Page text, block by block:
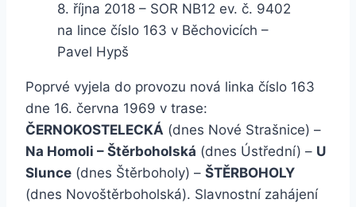
8. října 2018 – SOR NB12 ev. č. 9402
na lince číslo 163 v Běchovicích –
Pavel Hypš
Poprvé vyjela do provozu nová linka číslo 163
dne 16. června 1969 v trase:
ČERNOKOSTELECKÁ (dnes Nové Strašnice) –
Na Homoli – Štěrboholská (dnes Ústřední) – U
Slunce (dnes Štěrboholy) – ŠTĚRBOHOLY
(dnes Novoštěrboholská). Slavnostní zahájení